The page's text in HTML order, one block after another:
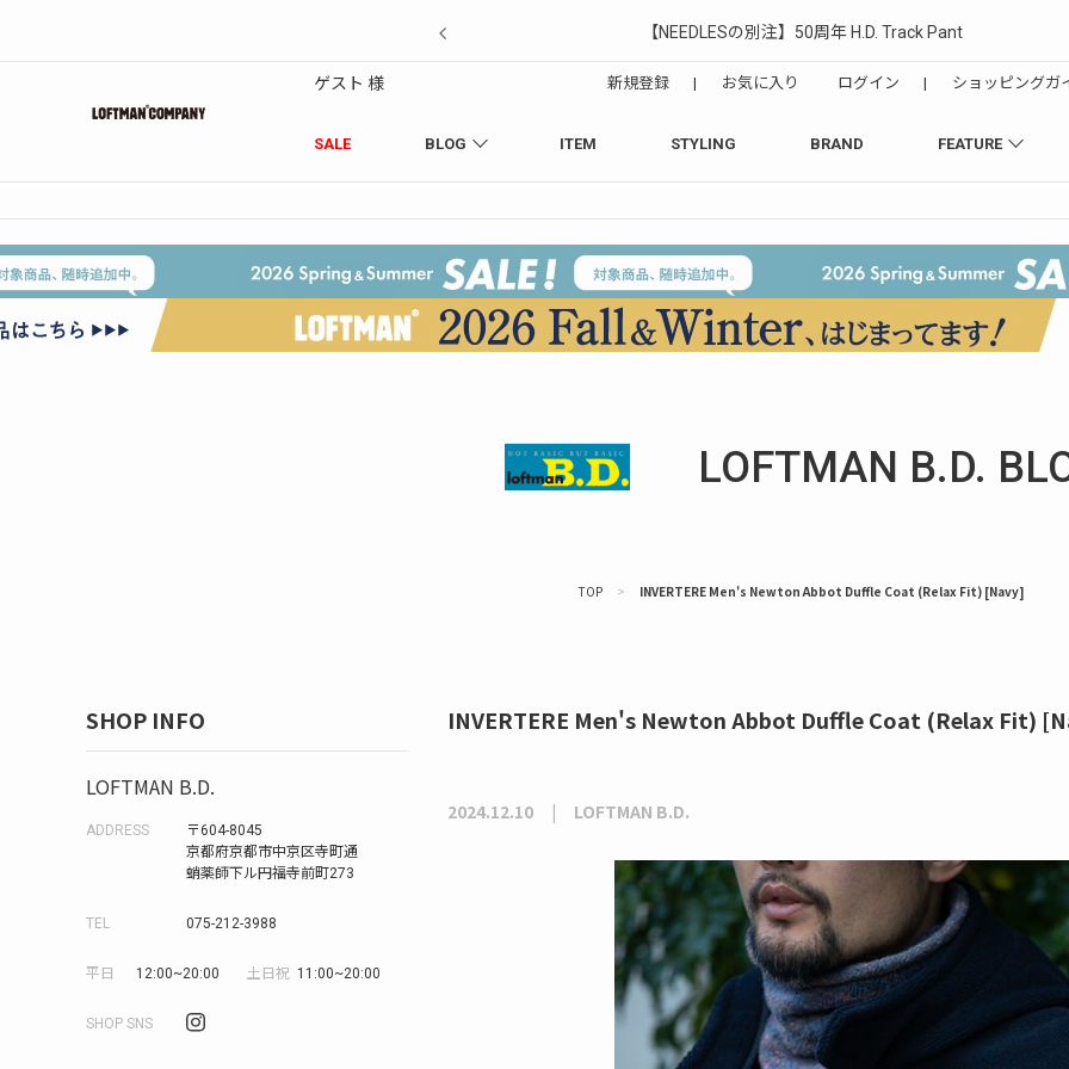
【NEEDLESの別注】50周年 H.D. Track Pant
SALE BLOG ITEM STYLING BRAND FEATURE
ゲスト 様 新規登録 | お気に入り ログイン | ショッピングガ
LOFTMAN B.D.
TOP > INVERTERE Men's Newton Abbot Duffle Coat (Relax Fit) [Navy]
SHOP INFO
LOFTMAN B.D.
ADDRESS
〒604-8045
京都府京都市中京区寺町通
蛸薬師下ル円福寺前町273
TEL 075-212-3988
平日 12:00~20:00 土日祝 11:00~20:00
SHOP SNS
INVERTERE Men's Newton Abbot Duffle Coat (Relax Fit)
2024.12.10 LOFTMAN B.D.